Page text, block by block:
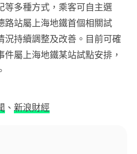
等多種方式，乘客可自主選
路站屬上海地鐵首個相關試
況持續調整及改善。目前可確
屬上海地鐵某站試點安排，
、 新浪財經